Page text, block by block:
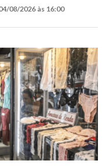
08/2026 às 16:00